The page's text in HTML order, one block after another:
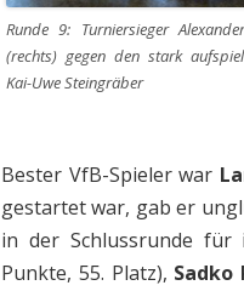
Runde 9: Turniersieger
(rechts) gegen den stark
Kai-Uwe Steingräber
Bester VfB-Spieler war
gestartet war, gab er
in der Schlussrunde für
Punkte, 55. Platz), Sadko